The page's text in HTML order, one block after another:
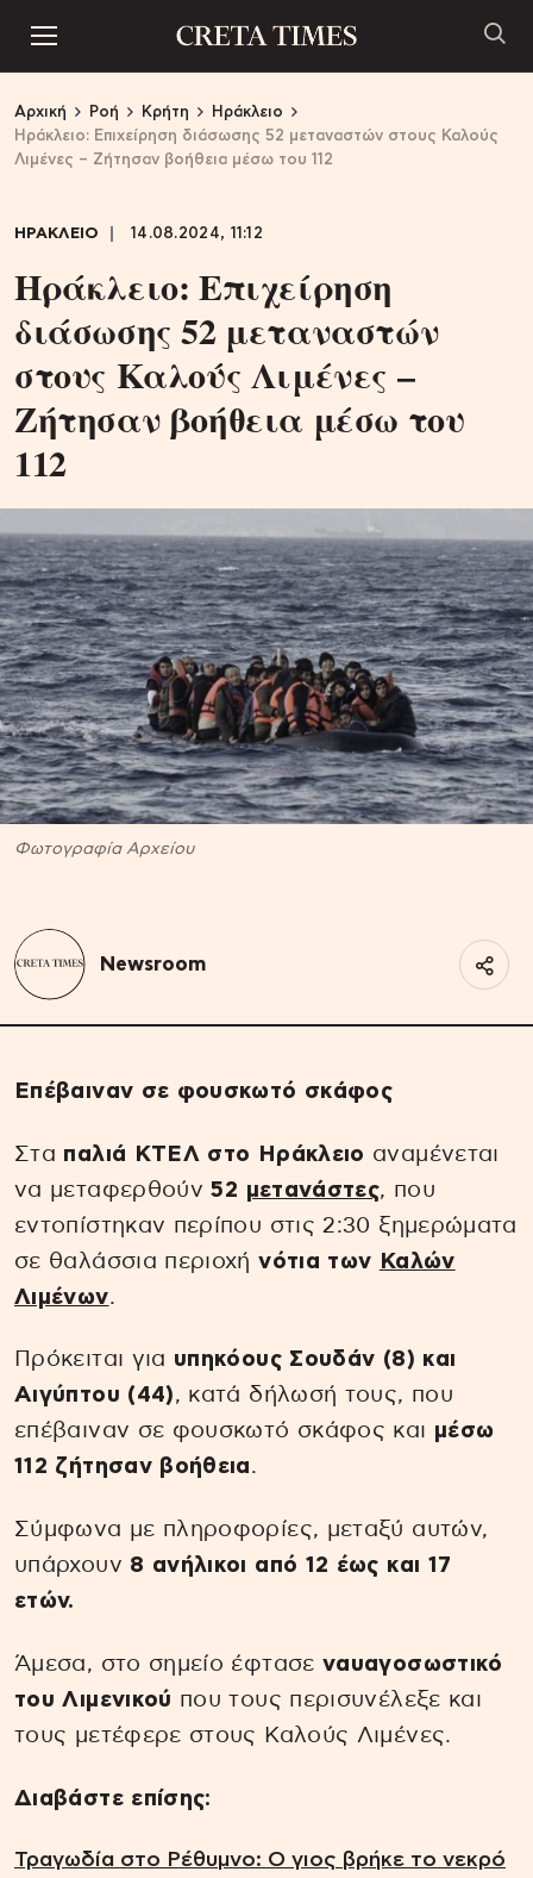
Αρχική Ροή Κρήτη
Ηράκλειο
Ηράκλειο: Επιχείρηση διάσωσης 52 μεταναστών στους Καλούς
Λιμένες – Ζήτησαν βοήθεια μέσω του 112
ΗΡΑΚΛΕΙΟ 14.08.2024, 11:12
Ηράκλειο: Επιχείρηση
διάσωσης 52 μεταναστών
στους Καλούς Λιμένες –
Ζήτησαν βοήθεια μέσω του
112
Φωτογραφία Αρχείου
Newsroom
Επέβαιναν σε φουσκωτό σκάφος
Στα παλιά ΚΤΕΛ στο Ηράκλειο αναμένεται
να μεταφερθούν52 μετανάστες, που
εντοπίστηκαν περίπου στις 2:30 ξημερώματα
σε θαλάσσια περιοχήνότια των Καλών
Λιμένων.
Πρόκειται για υπηκόους Σουδάν (8) και
Αιγύπτου (44), κατά δήλωσή τους, που
επέβαιναν σε φουσκωτό σκάφος και μέσω
112 ζήτησαν βοήθεια.
Σύμφωνα με πληροφορίες, μεταξύ αυτών,
υπάρχουν 8 ανήλικοι από 12 έως και 17
ετών.
Άμεσα, στο σημείο έφτασε ναυαγοσωστικό
του Λιμενικού που τους περισυνέλεξε και
τους μετέφερε στους Καλούς Λιμένες.
Διαβάστε επίσης:
Τραγωδία στο Ρέθυμνο: Ο γιος βρήκε το νεκρό